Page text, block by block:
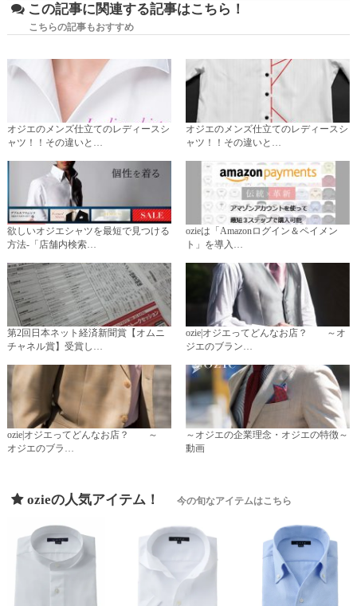
この記事に関連する記事はこちら！
こちらの記事もおすすめ
オジエのメンズ仕立てのレディースシ
ャツ！！その違いと…
オジエのメンズ仕立てのレディースシ
ャツ！！その違いと…
欲しいオジエシャツを最短で見つける
方法-「店舗内検索…
ozieは「Amazonログイン＆ペイメン
ト」を導入…
第2回日本ネット経済新聞賞【オムニ
チャネル賞】受賞し…
ozie|オジエってどんなお店？ ～オ
ジエのブラン…
ozie|オジエってどんなお店？ ～
オジエのブラ…
～オジエの企業理念・オジエの特徴～
動画
ozieの人気アイテム！ 今の旬なアイテムはこちら